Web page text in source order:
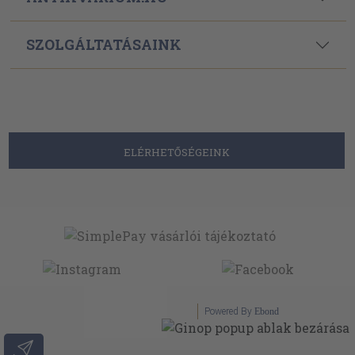
SZOLGÁLTATÁSAINK
ELÉRHETŐSÉGEINK
Powered By Ebond